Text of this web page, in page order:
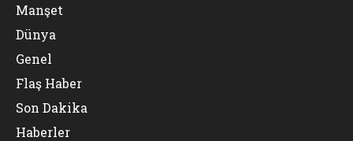
Manşet
Dünya
Genel
Flaş Haber
Son Dakika
Haberler